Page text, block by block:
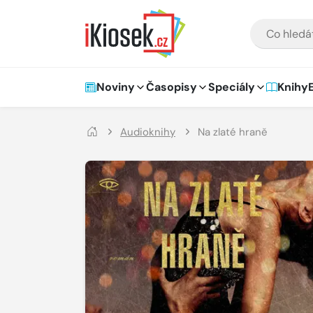
Hlavní navigace
Noviny Časopisy Speciály Knihy
Audioknihy Na zlaté hraně